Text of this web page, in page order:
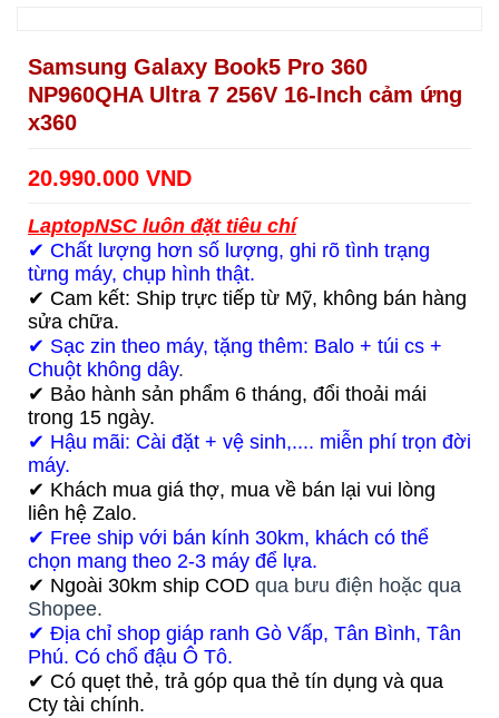
Samsung Galaxy Book5 Pro 360
NP960QHA Ultra 7 256V 16-Inch cảm ứng
x360
20.990.000 VND
LaptopNSC luôn đặt tiêu chí
✔ Chất lượng hơn số lượng, ghi rõ tình trạng
từng máy, chụp hình thật.
✔ Cam kết: Ship trực tiếp từ Mỹ, không bán hàng
sửa chữa.
✔ Sạc zin theo máy, tặng thêm: Balo + túi cs +
Chuột không dây.
✔ Bảo hành sản phẩm 6 tháng, đổi thoải mái
trong 15 ngày.
✔ Hậu mãi: Cài đặt + vệ sinh,.... miễn phí trọn đời
máy.
✔ Khách mua giá thợ, mua về bán lại vui lòng
liên hệ Zalo.
✔ Free ship với bán kính 30km, khách có thể
chọn mang theo 2-3 máy để lựa.
✔ Ngoài 30km ship COD qua bưu điện hoặc qua
Shopee.
✔ Địa chỉ shop giáp ranh Gò Vấp, Tân Bình, Tân
Phú. Có chổ đậu Ô Tô.
✔ Có quẹt thẻ, trả góp qua thẻ tín dụng và qua
Cty tài chính.